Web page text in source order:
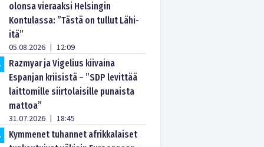
olonsa vieraaksi Helsingin
Kontulassa: ”Tästä on tullut Lähi-
itä”
05.08.2026 | 12:09
Razmyar ja Vigelius kiivaina
Espanjan kriisistä – ”SDP levittää
laittomille siirtolaisille punaista
mattoa”
31.07.2026 | 18:45
.
Kymmenet tuhannet afrikkalaiset